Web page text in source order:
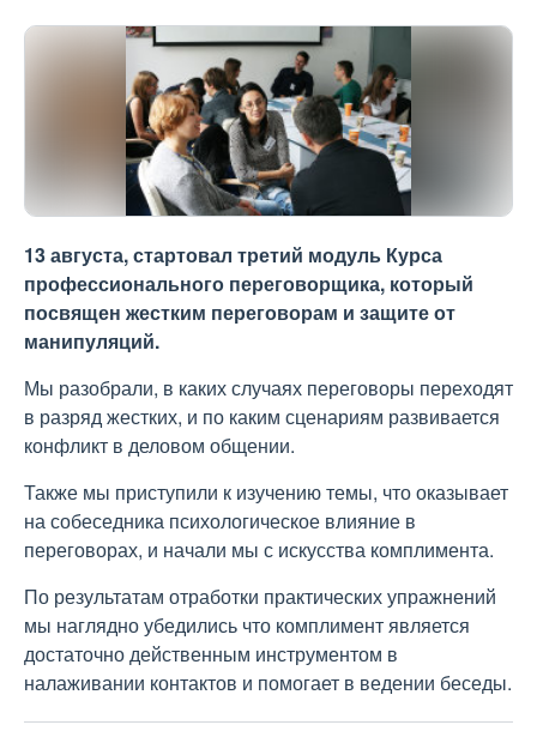
13 августа, стартовал третий модуль Курса
профессионального переговорщика, который
посвящен жестким переговорам и защите от
манипуляций.
Мы разобрали, в каких случаях переговоры переходят
в разряд жестких, и по каким сценариям развивается
конфликт в деловом общении.
Также мы приступили к изучению темы, что оказывает
на собеседника психологическое влияние в
переговорах, и начали мы с искусства комплимента.
По результатам отработки практических упражнений
мы наглядно убедились что комплимент является
достаточно действенным инструментом в
налаживании контактов и помогает в ведении беседы.